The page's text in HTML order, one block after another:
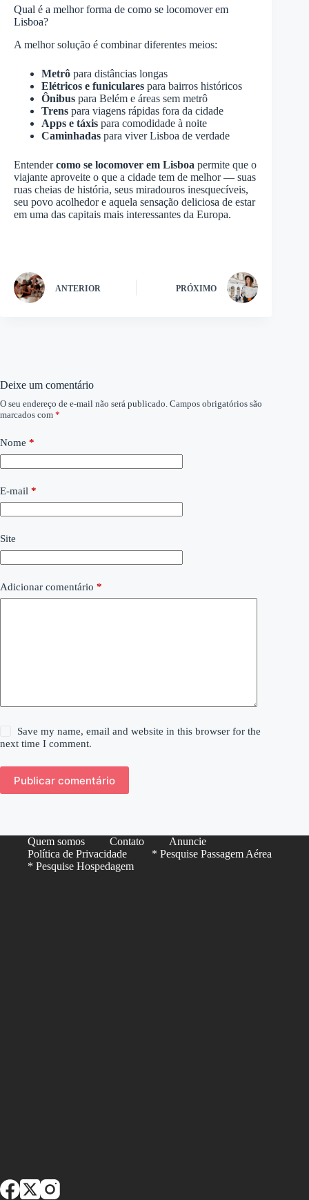
Qual é a melhor forma de como se locomover em
Lisboa?
A melhor solução é combinar diferentes meios:
Metrô para distâncias longas
Elétricos e funiculares para bairros históricos
Ônibus para Belém e áreas sem metrô
Trens para viagens rápidas fora da cidade
Apps e táxis para comodidade à noite
Caminhadas para viver Lisboa de verdade
Entendercomo se locomover em Lisboa permite que o
viajante aproveite o que a cidade tem de melhor — suas
ruas cheias de história, seus miradouros inesquecíveis,
seu povo acolhedor e aquela sensação deliciosa de estar
em uma das capitais mais interessantes da Europa.
ANTERIOR PRÓXIMO
Deixe um comentário
O seu endereço de e-mail não será publicado. Campos obrigatórios são
marcados com *
Nome *
E-mail *
Site
Adicionar comentário *
Save my name, email and website in this browser for the
next time I comment.
Publicar comentário
Quem somos Contato
Anuncie
Política de Privacidade
* Pesquise Passagem Aérea
* Pesquise Hospedagem